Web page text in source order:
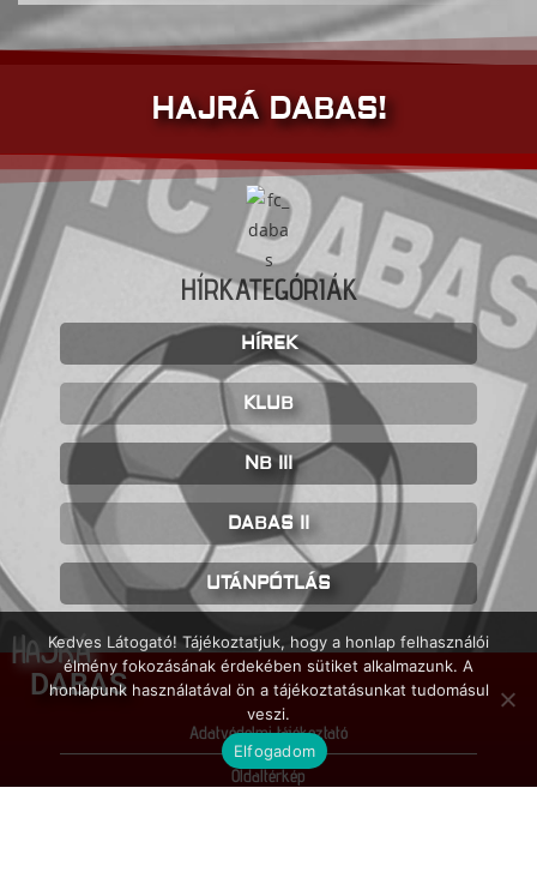
HAJRÁ DABAS!
HÍRKATEGÓRIÁK
HÍREK
KLUB
NB III
DABAS II
UTÁNPÓTLÁS
HAJRÁ
DABAS
Adatvédelmi tájékoztató
Oldaltérkép
Kedves Látogató! Tájékoztatjuk, hogy a honlap felhasználói
élmény fokozásának érdekében sütiket alkalmazunk. A
honlapunk használatával ön a tájékoztatásunkat tudomásul
veszi.
Elfogadom